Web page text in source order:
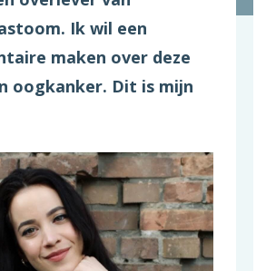
Ik wil een
maken over deze
oogkanker. Dit is mijn